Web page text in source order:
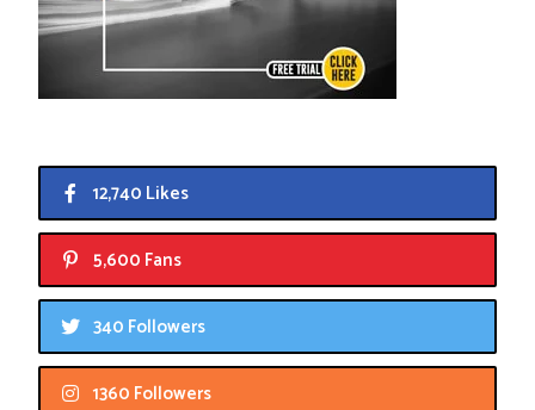
12,740 Likes
5,600 Fans
340 Followers
1360 Followers